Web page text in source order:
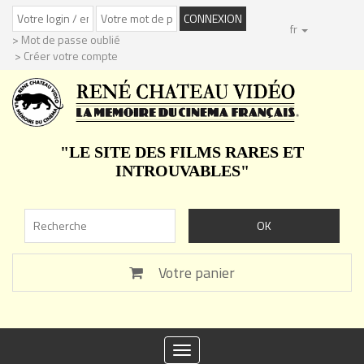
> Mot de passe oublié
> Créer votre compte
fr
"LE SITE DES FILMS RARES ET
INTROUVABLES"
Votre panier
Toggle